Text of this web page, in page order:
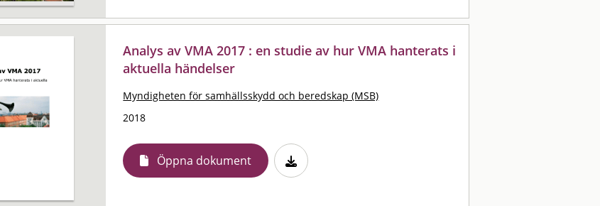
Analys av VMA 2017 : en studie av hur VMA hanterats i
aktuella händelser
Myndigheten för samhällsskydd och beredskap (MSB)
2018
Öppna dokument